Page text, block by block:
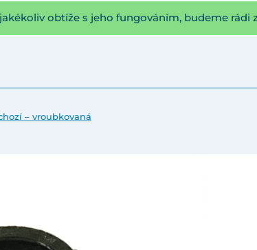
obtíže s jeho fungováním, budeme rádi
– vroubkovaná